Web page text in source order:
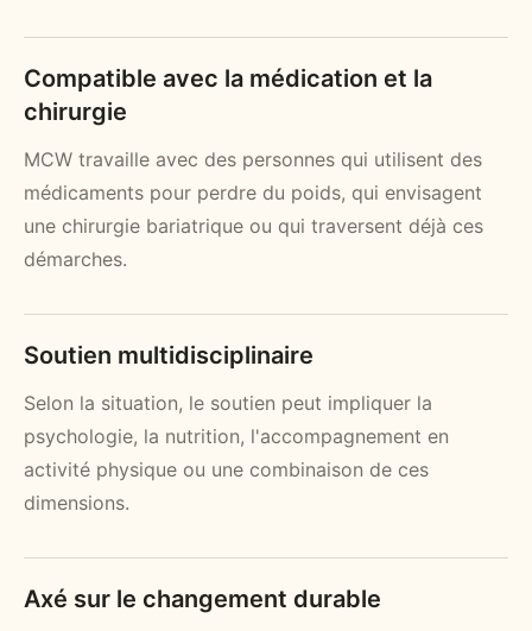
Compatible avec la médication et la
chirurgie
MCW travaille avec des personnes qui utilisent des
médicaments pour perdre du poids, qui envisagent
une chirurgie bariatrique ou qui traversent déjà ces
démarches.
Soutien multidisciplinaire
Selon la situation, le soutien peut impliquer la
psychologie, la nutrition, l'accompagnement en
activité physique ou une combinaison de ces
dimensions.
Axé sur le changement durable